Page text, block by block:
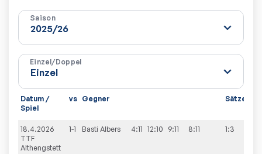
Saison
Einzel/Doppel
Datum /
Spiel
vs Gegner Sätze
18.4.2026
TTF
Althengstett
1-1 Basti Albers 4:11 12:10 9:11 8:11 1:3